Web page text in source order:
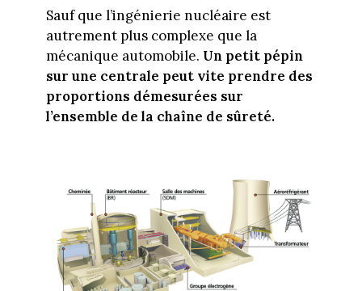
Sauf que l’ingénierie nucléaire est
autrement plus complexe que la
mécanique automobile. Un petit pépin
sur une centrale peut vite prendre des
proportions démesurées sur
l’ensemble de la chaîne de sûreté.